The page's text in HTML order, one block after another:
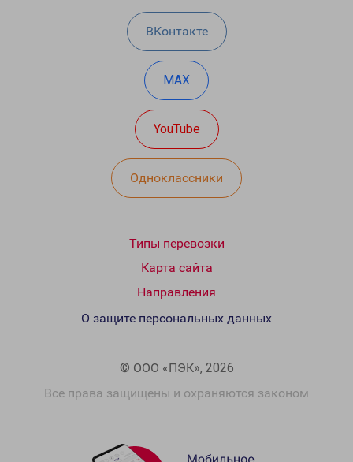
ВКонтакте
MAX
YouTube
Одноклассники
Типы перевозки
Карта сайта
Направления
© ООО «ПЭК», 2026
Все права защищены и охраняются законом
О защите персональных данных